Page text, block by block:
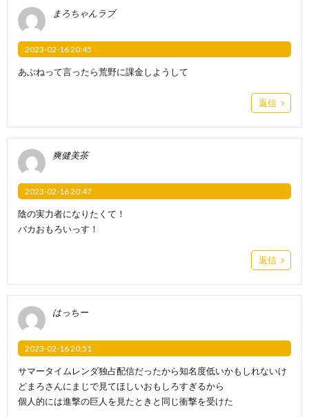
まろちゃんラブ
2023-02-16 20:45
あぶねって言ったら荒野に課金しようして
返信
爽健美茶
2023-02-16 20:47
陰の実力者になりたくて！
バカおもろいっす！
返信
はっちー
2023-02-16 20:51
サマータイムレンダ独占配信だったから知名度低いかもしれないけ
どまろさんにまじで見てほしいおもしろすぎるから
個人的には進撃の巨人を見たときと同じ衝撃を受けた